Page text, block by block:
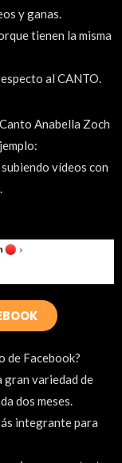
y ganas.
tienen la misma
al CANTO.
Anabella Zoch
vídeos con
de Facebook?
gran variedad de
dos meses.
integrante para